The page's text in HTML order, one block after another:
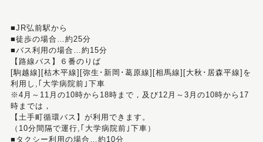
■JR弘前駅から
■徒歩の場合…約25分
■バス利用の場合…約15分
【路線バス】６番のりば
[駒越線][枯木平線][弥生･新岡･葛原線][相馬線][大秋･居森平線]を
利用し,｢大学病院前｣下車
※4月～11月の10時から18時まで，及び12月～3月の10時から17
時までは，
【土手町循環バス】が利用できます。
（10分間隔で運行,｢大学病院前｣下車）
■タクシー利用の場合…約10分